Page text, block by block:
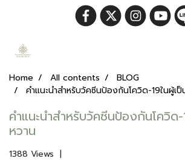
Home All contents
BLOG
คำแนะนำสำหรับวัคซีนป้องกันโควิด-19ในผู้เป็
คำแนะนำสำหรับวัคซีนป้องกันโควิด-
หวาน
1388 Views |